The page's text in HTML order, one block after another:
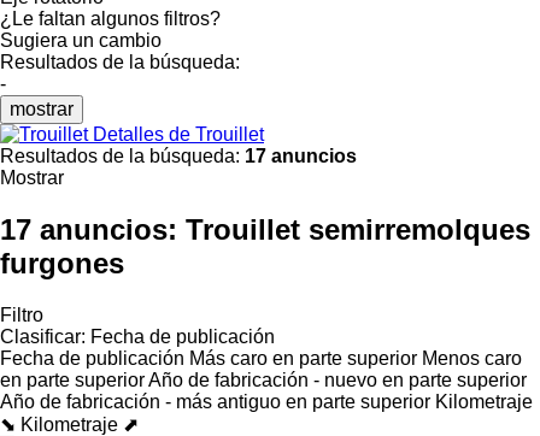
¿Le faltan algunos filtros?
Sugiera un cambio
Resultados de la búsqueda:
-
mostrar
Detalles de Trouillet
Resultados de la búsqueda: 17 anuncios
Mostrar
17 anuncios: Trouillet semirremolques
furgones
Filtro
Clasificar: Fecha de publicación
Fecha de publicación Más caro en parte superior Menos caro
en parte superiorAño de fabricación - nuevo en parte superior
Año de fabricación - más antiguo en parte superior Kilometraje
⬊ Kilometraje ⬈